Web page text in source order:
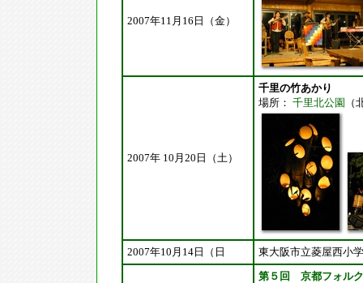
2007年11月16日（金）
2007年 10月20日（土）
千里の竹あかり
場所： 千里北公園
2007年10月14日（日 東大阪市立菱屋西小
第５回 京都フォル